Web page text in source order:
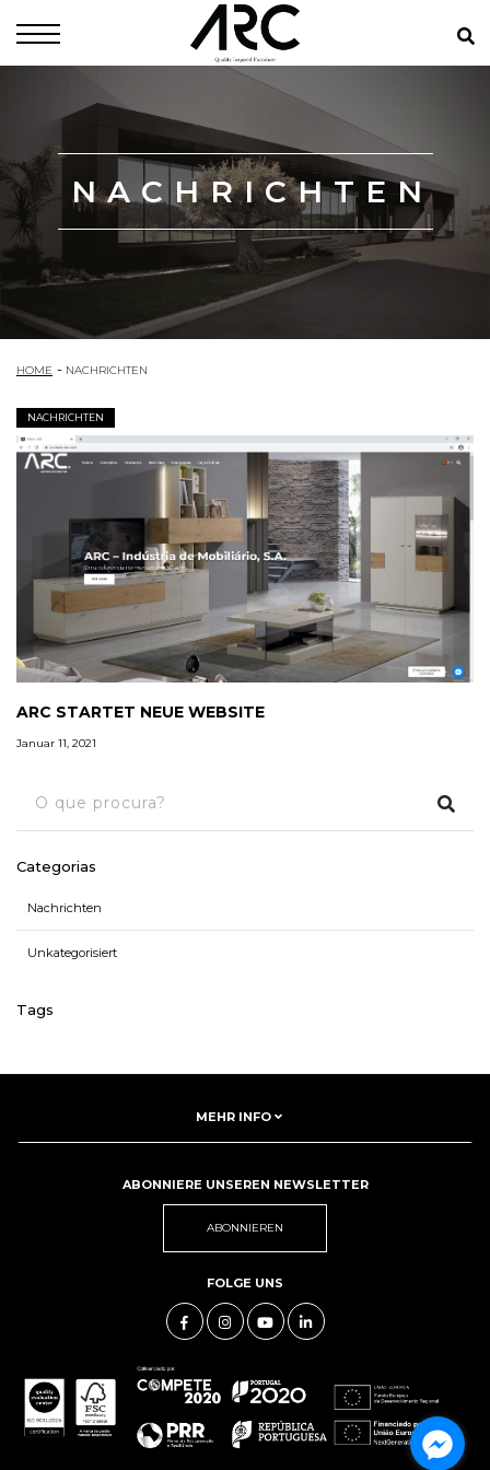
NACHRICHTEN
HOME NACHRICHTEN
NACHRICHTEN
ARC STARTET NEUE WEBSITE
Januar 11, 2021
Categorias
Nachrichten
Unkategorisiert
Tags
MEHR INFO
ABONNIERE UNSEREN NEWSLETTER
ABONNIEREN
FOLGE UNS